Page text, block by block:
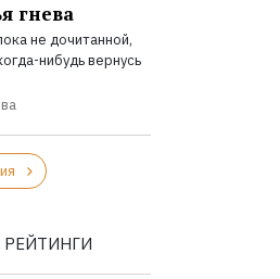
гнева
не дочитанной,
нибудь вернусь